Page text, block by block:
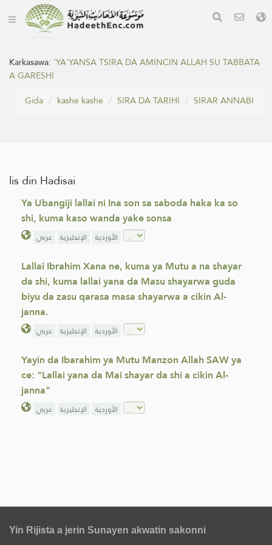
Karkasawa: 'YA'YANSA TSIRA DA AMINCIN ALLAH SU TABBATA
A GARESHI
Gida
kashe kashe SIRA DA TARIHI SIRAR ANNABI
lis din Hadisai
Ya Ubangiji lallai ni Ina son sa saboda haka ka so
shi, kuma kaso wanda yake sonsa
عربي الإنجليزية الأوردية
Lallai Ibrahim Xana ne, kuma ya Mutu a na shayar
da shi, kuma lallai yana da Masu shayarwa guda
biyu da zasu qarasa masa shayarwa a cikin Al-
janna.
عربي الإنجليزية الأوردية
Yayin da Ibarahim ya Mutu Manzon Allah SAW ya
ce: "Lallai yana da Mai shayar da shi a cikin Al-
janna"
عربي الإنجليزية الأوردية
Yin Rijista a jerin Sunayen akwatin sakonni